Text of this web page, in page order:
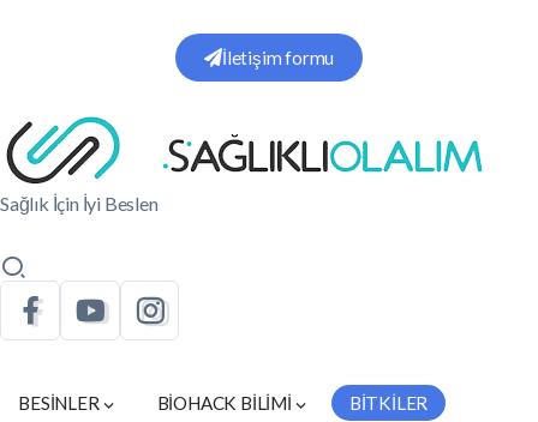
İletişim formu
Sağlık İçin İyi Beslen
BESİNLER BİOHACK BİLİMİ BİTKİLER